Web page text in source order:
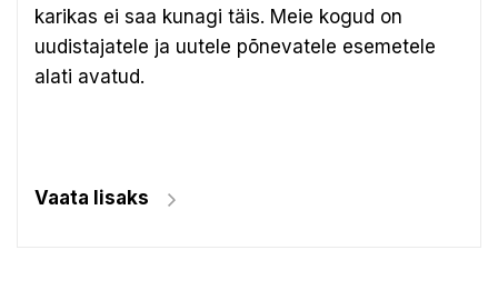
karikas ei saa kunagi täis. Meie kogud on
uudistajatele ja uutele põnevatele esemetele
alati avatud.
Vaata lisaks